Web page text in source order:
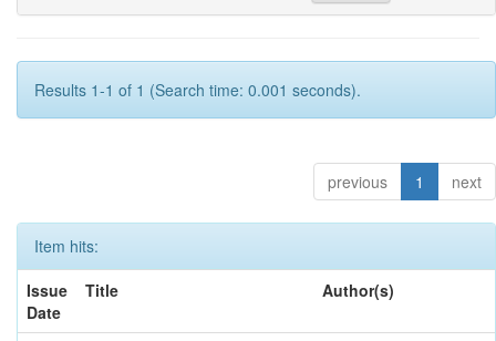
Results 1-1 of 1 (Search time: 0.001 seconds).
previous 1 next
Item hits:
Issue
Date
Title Author(s)